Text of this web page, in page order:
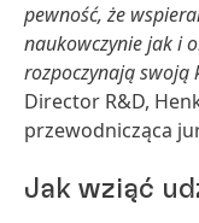
pewność, że
naukowczynie jak i
rozpoczynają swoją
Director R&D,
przewodnicząca
Jak wziąć